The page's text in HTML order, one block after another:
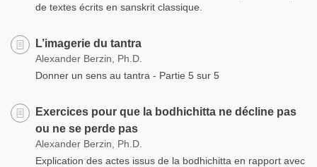
de textes écrits en sanskrit classique.
L’imagerie du tantra
Alexander Berzin, Ph.D.
Donner un sens au tantra - Partie 5 sur 5
Exercices pour que la bodhichitta ne décline pas
ou ne se perde pas
Alexander Berzin, Ph.D.
Explication des actes issus de la bodhichitta en rapport avec